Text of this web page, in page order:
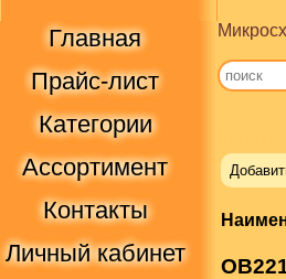
Главная
Прайс-лист
Категории
Ассортимент
Контакты
Личный кабинет